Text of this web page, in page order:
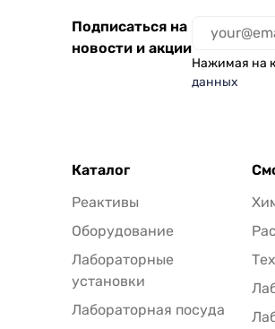
Подписаться на
новости и акции
Нажимая на
данных
Каталог
Реактивы
Оборудование
Лабораторные
установки
Лабораторная посуда